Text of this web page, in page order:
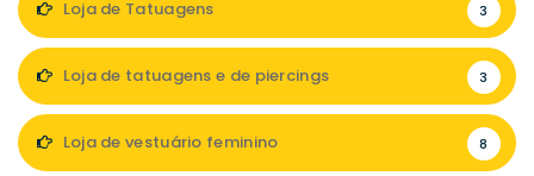
Loja de Tatuagens 3
Loja de tatuagens e de piercings 3
Loja de vestuário feminino 8